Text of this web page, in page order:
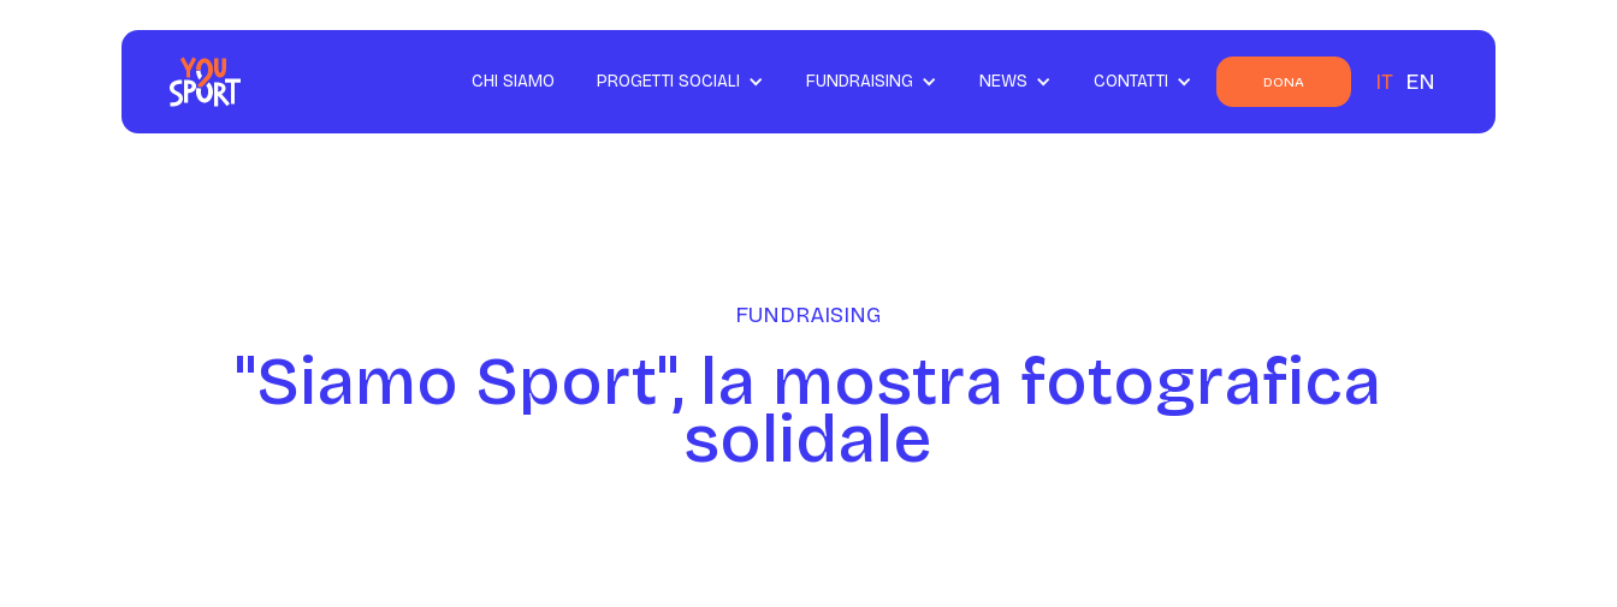
CHI SIAMO PROGETTI SOCIALI FUNDRAISING NEWS CONTATTI DONA IT EN
FUNDRAISING
"Siamo Sport", la mostra fotografica
solidale